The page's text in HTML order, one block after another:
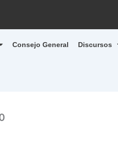
Consejo General Discursos